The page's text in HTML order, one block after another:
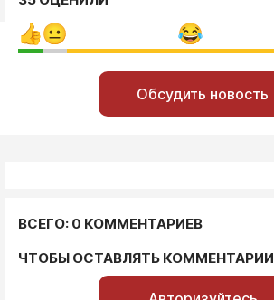
Обсудить новость
ВСЕГО: 0 КОММЕНТАРИЕВ
ЧТОБЫ ОСТАВЛЯТЬ КОММЕНТАРИИ